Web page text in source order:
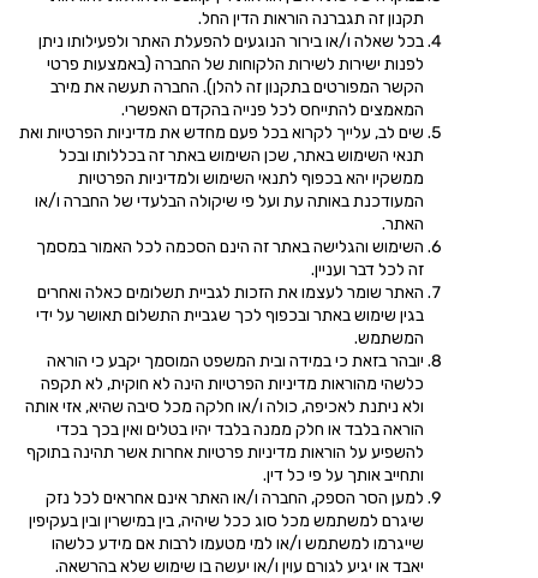
תקנון זה תגברנה הוראות הדין החל.
בכל שאלה ו/או בירור הנוגעים להפעלת האתר ולפעילותו ניתן
לפנות ישירות לשירות הלקוחות של החברה (באמצעות פרטי
הקשר המפורטים בתקנון זה להלן). החברה תעשה את מירב
המאמצים להתייחס לכל פנייה בהקדם האפשרי.
שים לב, עלייך לקרוא בכל פעם מחדש את מדיניות הפרטיות ואת
תנאי השימוש באתר, שכן השימוש באתר זה בכללותו ובכל
ממשקיו יהא בכפוף לתנאי השימוש ולמדיניות הפרטיות
המעודכנת באותה עת ועל פי שיקולה הבלעדי של החברה ו/או
האתר.
השימוש והגלישה באתר זה הינם הסכמה לכל האמור במסמך
זה לכל דבר ועניין.
האתר שומר לעצמו את הזכות לגביית תשלומים כאלה ואחרים
בגין שימוש באתר ובכפוף לכך שגביית התשלום תאושר על ידי
המשתמש.
יובהר בזאת כי במידה ובית המשפט המוסמך יקבע כי הוראה
כלשהי מהוראות מדיניות הפרטיות הינה לא חוקית, לא תקפה
ולא ניתנת לאכיפה, כולה ו/או חלקה מכל סיבה שהיא, אזי אותה
הוראה בלבד או חלק ממנה בלבד יהיו בטלים ואין בכך בכדי
להשפיע על הוראות מדיניות פרטיות אחרות אשר תהינה בתוקף
ותחייב אותך על פי כל דין.
למען הסר הספק, החברה ו/או האתר אינם אחראים לכל נזק
שיגרם למשתמש מכל סוג ככל שיהיה, בין במישרין ובין בעקיפין
שייגרמו למשתמש ו/או למי מטעמו לרבות אם מידע כלשהו
יאבד או יגיע לגורם עוין ו/או יעשה בו שימוש שלא בהרשאה.